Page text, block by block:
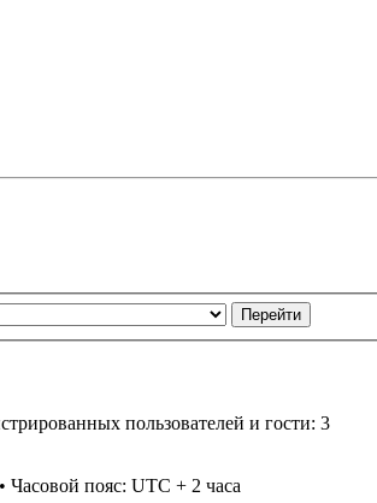
пользователей и гости: 3
• Часовой пояс: UTC + 2 часа